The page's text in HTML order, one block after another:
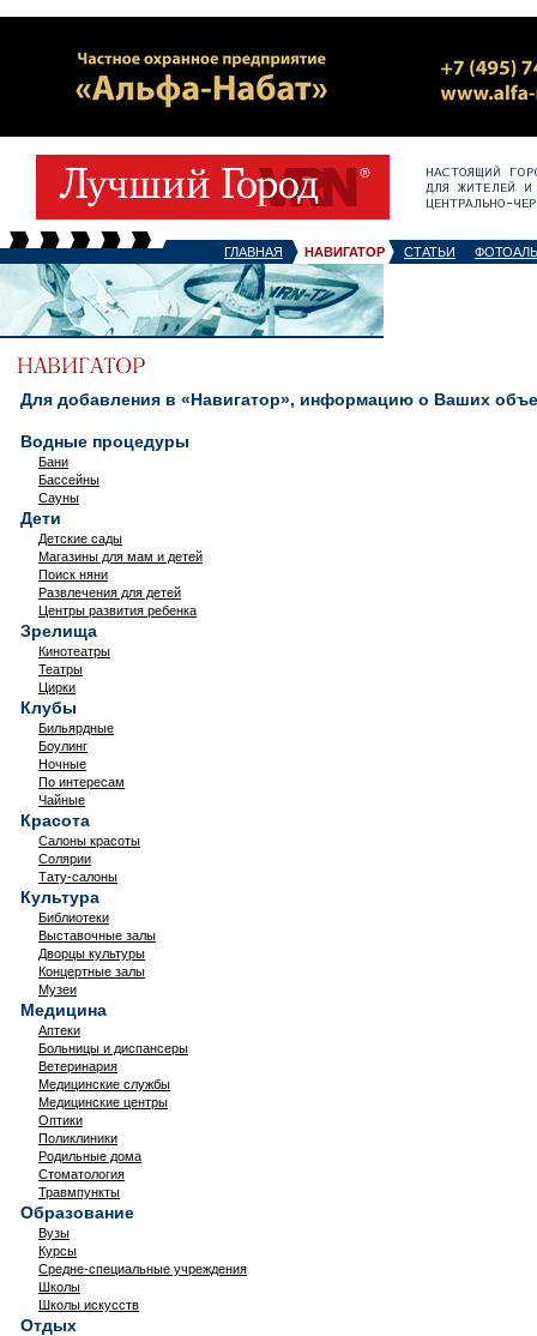
ГЛАВНАЯ НАВИГАТОР СТАТЬИ
Для добавления в «Навигатор», информацию о Ваших
Водные процедуры
Бани
Бассейны
Сауны
Дети
Детские сады
Магазины для мам и детей
Поиск няни
Развлечения для детей
Центры развития ребенка
Зрелища
Кинотеатры
Театры
Цирки
Клубы
Бильярдные
Боулинг
Ночные
По интересам
Чайные
Красота
Салоны красоты
Солярии
Тату-салоны
Культура
Библиотеки
Выставочные залы
Дворцы культуры
Концертные залы
Музеи
Медицина
Аптеки
Больницы и диспансеры
Ветеринария
Медицинские службы
Медицинские центры
Оптики
Поликлиники
Родильные дома
Стоматология
Травмпункты
Образование
Вузы
Курсы
Средне-специальные учреждения
Школы
Школы искусств
Отдых